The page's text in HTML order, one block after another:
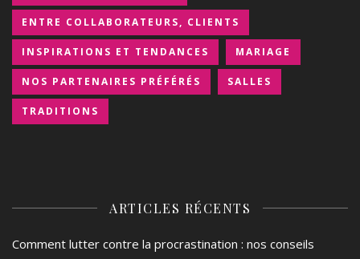
ENTRE COLLABORATEURS, CLIENTS
INSPIRATIONS ET TENDANCES MARIAGE
NOS PARTENAIRES PRÉFÉRÉS SALLES
TRADITIONS
ARTICLES RÉCENTS
Comment lutter contre la procrastination : nos conseils